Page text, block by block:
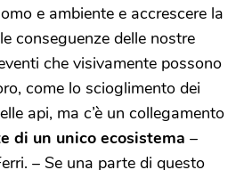
e ambiente e accrescere la
conseguenze delle nostre
che visivamente possono
come lo scioglimento dei
api, ma c’è un collegamento
di un unico ecosistema –
– Se una parte di questo